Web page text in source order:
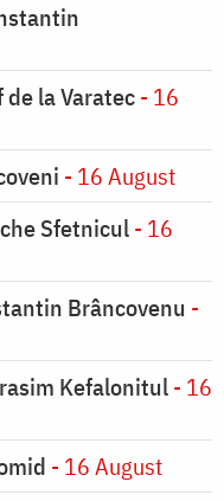
la Varatec- 16
- 16 August
Sfetnicul- 16
Brâncovenu -
Kefalonitul- 16
- 16 August